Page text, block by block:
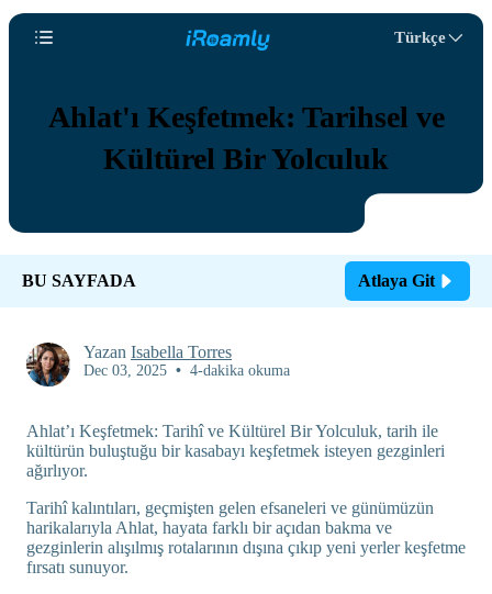
Türkçe
Ahlat'ı Keşfetmek: Tarihsel ve
Kültürel Bir Yolculuk
BU SAYFADA Atlaya Git
Yazan Isabella Torres
Dec 03, 2025 • 4-dakika okuma
Ahlat’ı Keşfetmek: Tarihî ve Kültürel Bir Yolculuk, tarih ile
kültürün buluştuğu bir kasabayı keşfetmek isteyen gezginleri
ağırlıyor.
Tarihî kalıntıları, geçmişten gelen efsaneleri ve günümüzün
harikalarıyla Ahlat, hayata farklı bir açıdan bakma ve
gezginlerin alışılmış rotalarının dışına çıkıp yeni yerler keşfetme
fırsatı sunuyor.